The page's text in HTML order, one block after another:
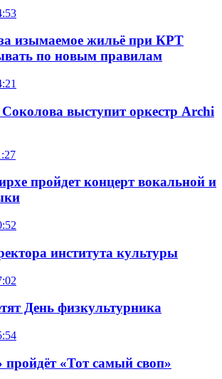
изымаемое жильё при КРТ
по новым правилам
выступит оркестр Archi
пройдет концерт вокальной и
института культуры
День физкультурника
пройдёт «Тот самый своп»